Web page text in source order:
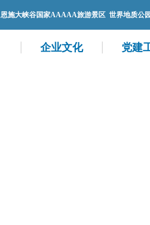
恩施大峡谷国家AAAAA旅游景区 世界地质公
企业文化 党建